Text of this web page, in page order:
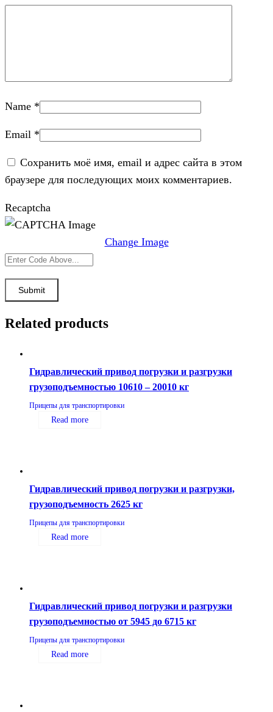
Name *
Email *
Сохранить моё имя, email и адрес сайта в этом
браузере для последующих моих комментариев.
Recaptcha
Change Image
Related products
Гидравлический привод погрузки и разгрузки
грузоподъемностью 10610 – 20010 кг
Прицепы для транспортировки
Read more
Гидравлический привод погрузки и разгрузки,
грузоподъемность 2625 кг
Прицепы для транспортировки
Read more
Гидравлический привод погрузки и разгрузки
грузоподъемностью от 5945 до 6715 кг
Прицепы для транспортировки
Read more